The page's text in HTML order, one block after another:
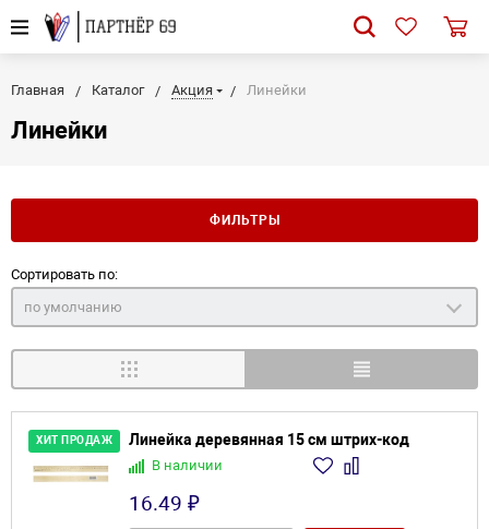
Главная Каталог Акция Линейки
Линейки
ФИЛЬТРЫ
Сортировать по:
по умолчанию
ХИТ ПРОДАЖ Линейка деревянная 15 см штрих-код
В наличии
16.49 ₽